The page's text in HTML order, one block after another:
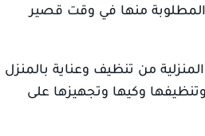
المطلوبة منها في وقت قصير
من تنظيف وعناية بالمنزل
وكيها وتجهيزها على